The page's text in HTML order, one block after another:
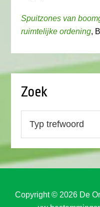
Spuitzones van
ruimtelijke ordening,
Zoek
Copyright © 2026 De